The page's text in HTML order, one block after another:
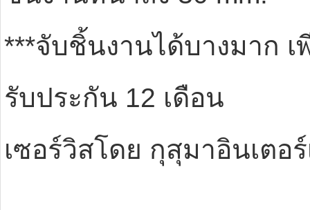
***จับชิ้นงานได้บางมาก เ
รับประกัน 12 เดือน
เซอร์วิสโดย กุสุมาอินเตอ